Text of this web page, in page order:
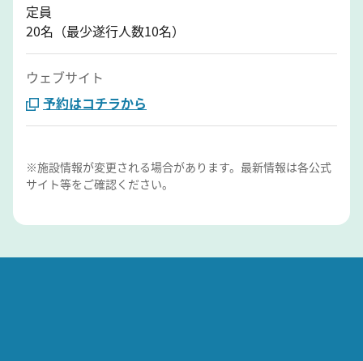
定員
20名（最少遂行人数10名）
ウェブサイト
予約はコチラから
※施設情報が変更される場合があります。最新情報は各公式
サイト等をご確認ください。